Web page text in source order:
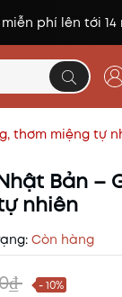
phí lên tới 14
thơm miệng tự
Bản
nhiên
Còn hàng
- 10%